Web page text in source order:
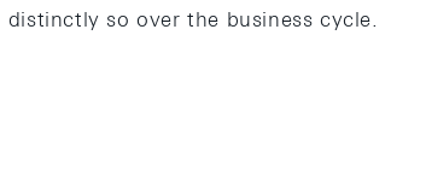
so over the business cycle.